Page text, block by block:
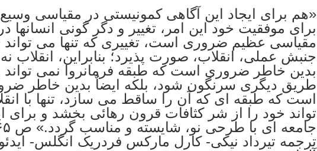
«هم برای ایجاد این آگاهی کمونیستی در مقیاسی
برای موفقیت خود این امر، تغییر و دگر گونی انسانها در
مقیاسی عظیم ضروری است، تغییری که تنها می تواند
جنبش عملی، انقلاب، صورت پذیرد؛ بنابراین، انقلاب نه
بدین خاطر ضروری است که طبقه فرمانروا نمی تواند
طریق دیگری سرنگون شود، بلکه ایضاٌ بدین خاطر
است که طبقه ای که آن را ساقط می سازد، تنها با
تواند خود را از شر کثافات قرون رهائی بخشد و برای
ترجمه تیرداد نیکی- کارل مارکس فردریک انگلس-